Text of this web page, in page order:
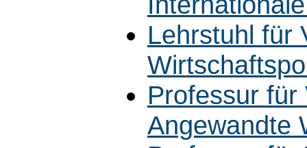
Lehrstuhl für
Professur für
Angewandte